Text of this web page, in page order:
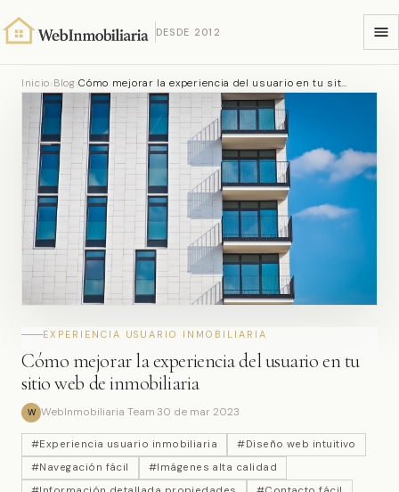
DESDE 2012
Inicio› Blog›Cómo mejorar la experiencia del usuario en tu sit…
EXPERIENCIA USUARIO INMOBILIARIA
Cómo mejorar la experiencia del usuario en tu
sitio web de inmobiliaria
W WebInmobiliaria Team 30 de mar 2023
#Experiencia usuario inmobiliaria
#Diseño web intuitivo
#Navegación fácil
#Imágenes alta calidad